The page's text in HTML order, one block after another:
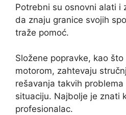
Potrebni su osnovni alati i
da znaju granice svojih
traže pomoć.
Složene popravke, kao
motorom, zahtevaju
rešavanja takvih
situaciju. Najbolje je znati
profesionalac.